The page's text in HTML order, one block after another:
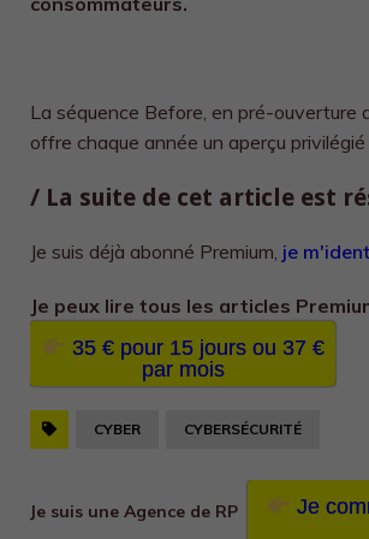
La séquence Before, en pré-ouverture
offre chaque année un aperçu privilégié
/ La suite de cet article est
Je suis déjà abonné Premium, je
Je peux lire tous les articles
35 € pour 15 jours ou 37 €
par mois
CYBER CYBERSÉCURITÉ
Je suis une Agence de RP
Je